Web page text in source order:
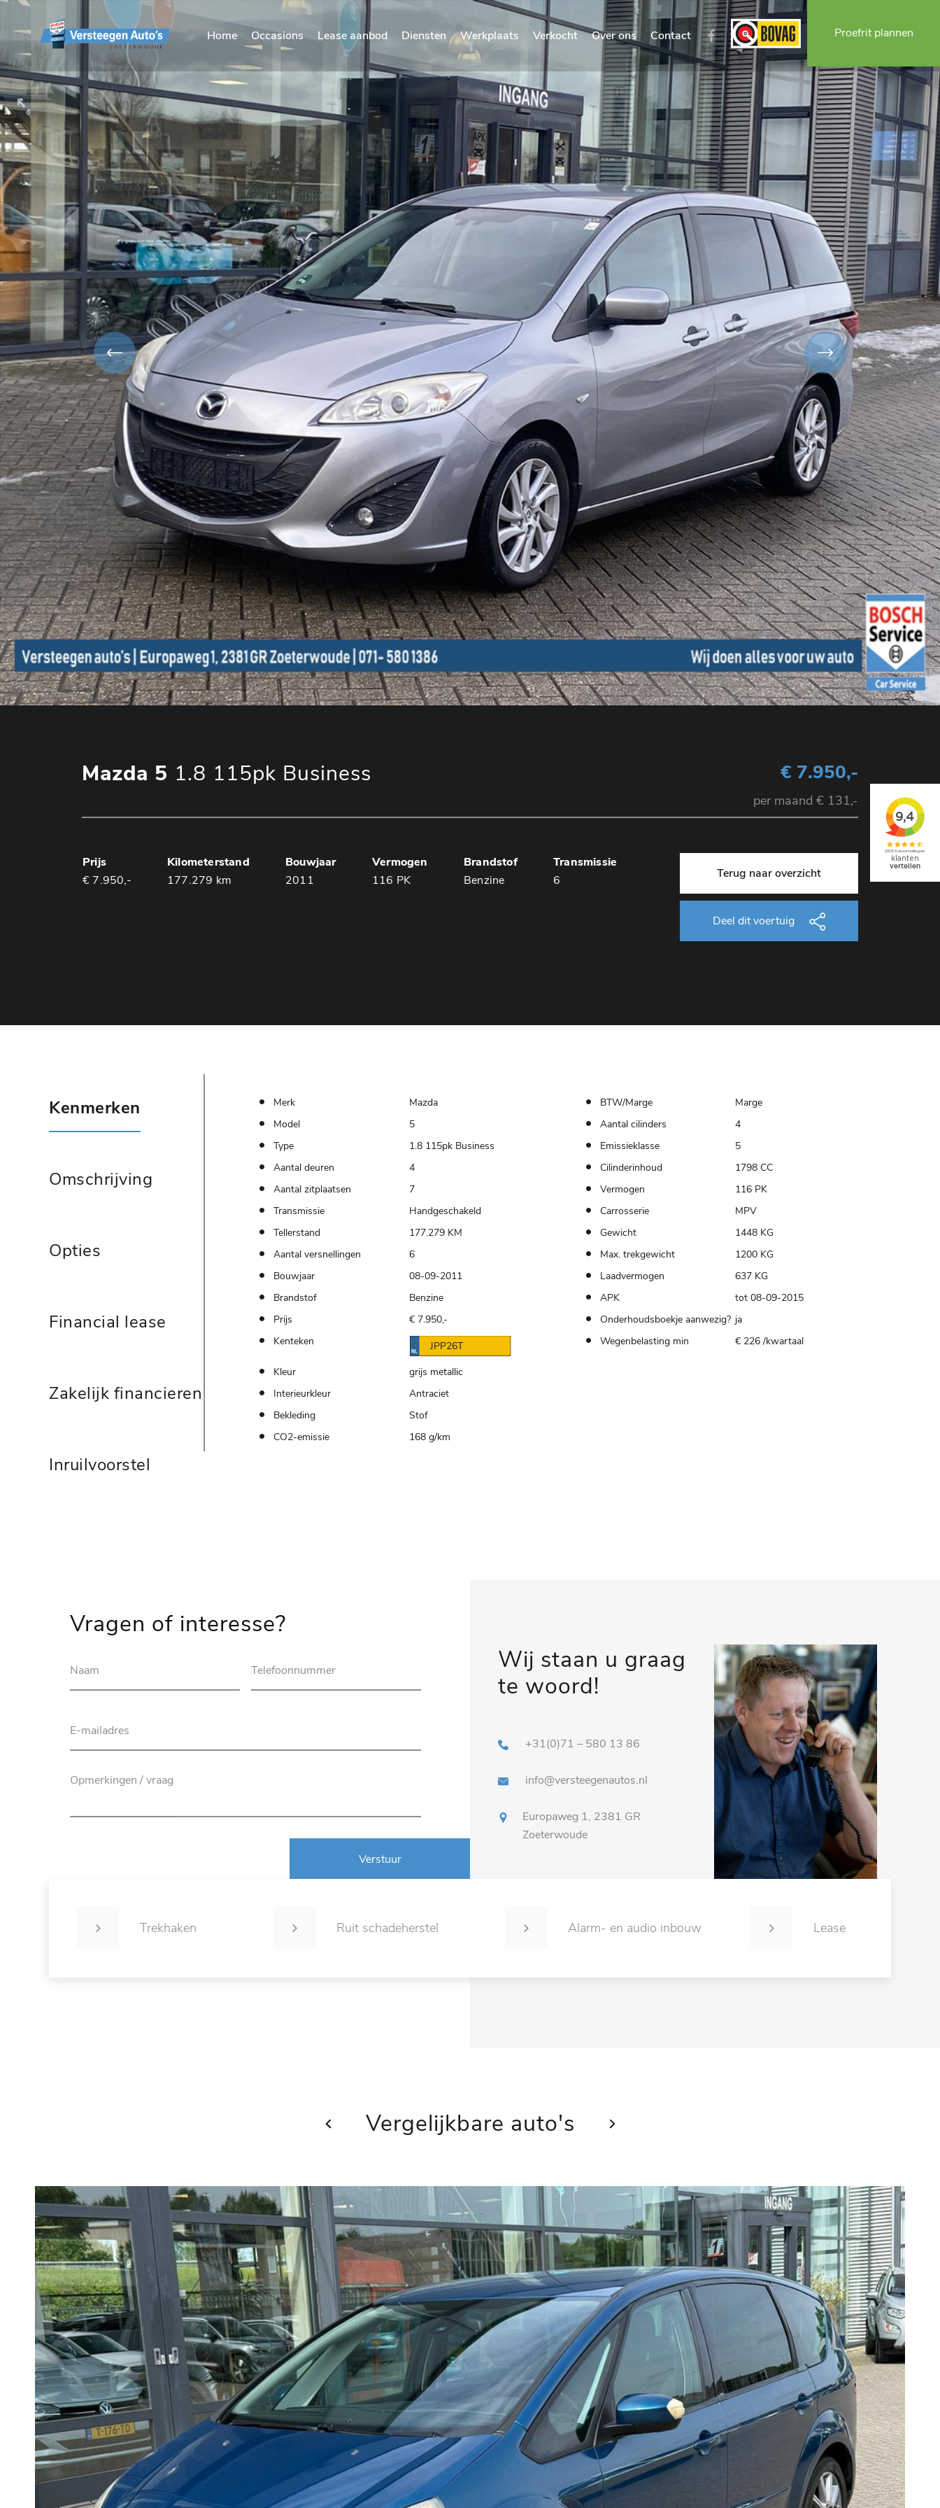
Home Occasions Lease aanbod Diensten Werkplaats Verkocht Over ons Contact Proefrit plannen
Mazda 5 1.8 115pk Business € 7.950,-
per maand € 131,-
Prijs Kilometerstand Bouwjaar Vermogen Brandstof
Transmissie
€ 7.950,-
177.279 km 2011 116 PK Benzine 6 Terug naar overzicht
Deel dit voertuig
Kenmerken
Omschrijving
Opties
Financial lease
Zakelijk financieren
Inruilvoorstel
Merk
Mazda
Model
5
Type
1.8 115pk Business
Aantal deuren
4
Aantal zitplaatsen
7
Transmissie
Handgeschakeld
Tellerstand
177.279 KM
Aantal versnellingen
6
Bouwjaar
08-09-2011
Brandstof
Benzine
Prijs
€ 7.950,-
Kenteken
JPP26T
Kleur
grijs metallic
Interieurkleur
Antraciet
Bekleding
Stof
CO2-emissie
168 g/km
BTW/Marge
Marge
Aantal cilinders
4
Emissieklasse
5
Cilinderinhoud
1798 CC
Vermogen
116 PK
Carrosserie
MPV
Gewicht
1448 KG
Max. trekgewicht
1200 KG
Laadvermogen
637 KG
APK
tot 08-09-2015
Onderhoudsboekje aanwezig? ja
Wegenbelasting min
€ 226 /kwartaal
Vragen of interesse?
Verstuur
Wij staan u graag
te woord!
+31(0)71 – 580 13 86
info@versteegenautos.nl
Europaweg 1, 2381 GR
Zoeterwoude
Trekhaken Ruit schadeherstel Alarm- en audio inbouw Lease
Vergelijkbare auto's